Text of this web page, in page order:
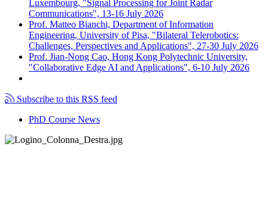
Luxembourg, "Signal Processing for Joint Radar
Communications", 13-16 July 2026
Prof. Matteo Bianchi, Department of Information
Engineering, University of Pisa, "Bilateral Telerobotics:
Challenges, Perspectives and Applications", 27-30 July 2026
Prof. Jian-Nong Cao, Hong Kong Polytechnic University,
"Collaborative Edge AI and Applications", 6-10 July 2026
Subscribe to this RSS feed
PhD Course News